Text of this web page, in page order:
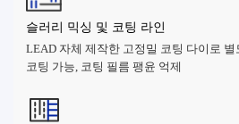
슬러리 믹싱 및 코팅 라인
LEAD 자체 제작한 고정밀 코팅 다이로
코팅 가능, 코팅 필름 팽윤 억제